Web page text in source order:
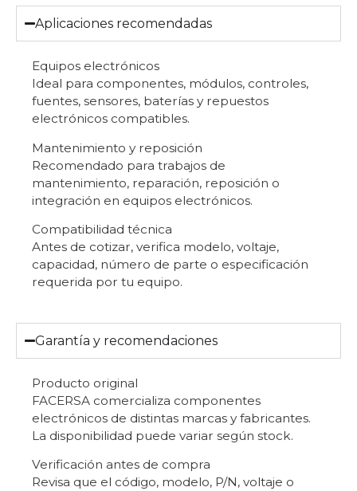
Aplicaciones recomendadas
Equipos electrónicos
Ideal para componentes, módulos, controles,
fuentes, sensores, baterías y repuestos
electrónicos compatibles.
Mantenimiento y reposición
Recomendado para trabajos de
mantenimiento, reparación, reposición o
integración en equipos electrónicos.
Compatibilidad técnica
Antes de cotizar, verifica modelo, voltaje,
capacidad, número de parte o especificación
requerida por tu equipo.
Garantía y recomendaciones
Producto original
FACERSA comercializa componentes
electrónicos de distintas marcas y fabricantes.
La disponibilidad puede variar según stock.
Verificación antes de compra
Revisa que el código, modelo, P/N, voltaje o